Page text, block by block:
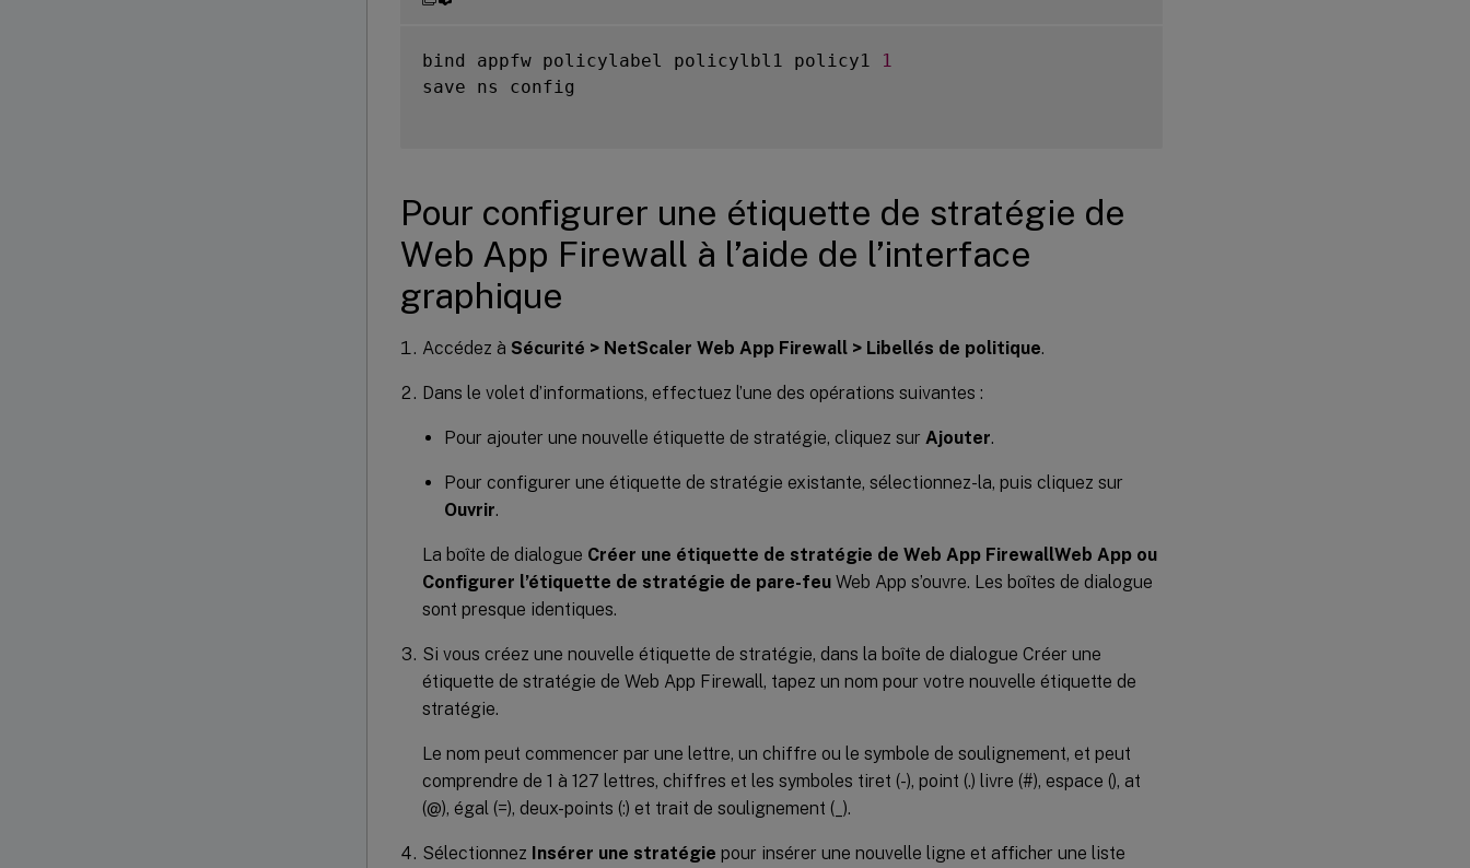
bind appfw policylabel policylbl1 policy1
1
save ns config
Pour configurer une étiquette de stratégie de
Web App Firewall à l’aide de l’interface
graphique
Accédez à Sécurité > NetScaler Web App Firewall > Libellés de politique.
Dans le volet d’informations, effectuez l’une des opérations suivantes :
Pour ajouter une nouvelle étiquette de stratégie, cliquez sur Ajouter.
Pour configurer une étiquette de stratégie existante, sélectionnez-la, puis cliquez sur
Ouvrir.
La boîte de dialogue Créer une étiquette de stratégie de Web App FirewallWeb App ou
Configurer l’étiquette de stratégie de pare-feu Web App s’ouvre. Les boîtes de dialogue
sont presque identiques.
Si vous créez une nouvelle étiquette de stratégie, dans la boîte de dialogue Créer une
étiquette de stratégie de Web App Firewall, tapez un nom pour votre nouvelle étiquette de
stratégie.
Le nom peut commencer par une lettre, un chiffre ou le symbole de soulignement, et peut
comprendre de 1 à 127 lettres, chiffres et les symboles tiret (-), point (.) livre (#), espace (), at
(@), égal (=), deux-points (:) et trait de soulignement (_).
Sélectionnez Insérer une stratégie pour insérer une nouvelle ligne et afficher une liste